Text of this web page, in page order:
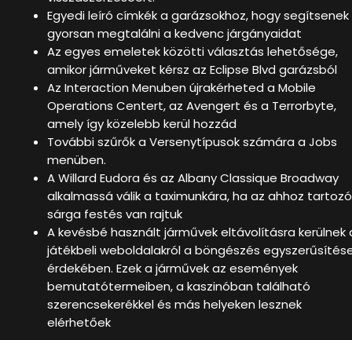
Egyedi leíró címkék a garázsokhoz, hogy segítsenek
gyorsan megtalálni a kedvenc járgányaidat
Az egyes emeletek közötti választás lehetősége,
amikor járműveket kérsz az Eclipse Blvd garázsból
Az Interaction Menuben újrakérheted a Mobile
Operations Centert, az Avengert és a Terrorbyte,
amely így közelebb kerül hozzád
További szűrők a Versenytípusok számára a Jobs
menüben.
A Willard Eudora és az Albany Classique Broadway
alkalmassá válik a taximunkára, ha az ahhoz tartozó
sárga festés van rajtuk
A kevésbé használt járművek eltávolításra kerülnek
játékbeli weboldalakról a böngészés
érdekében. Ezek a járművek az események
bemutatótermeiben, a kaszinóban található
szerencsekerékkel és más helyeken lesznek
elérhetőek